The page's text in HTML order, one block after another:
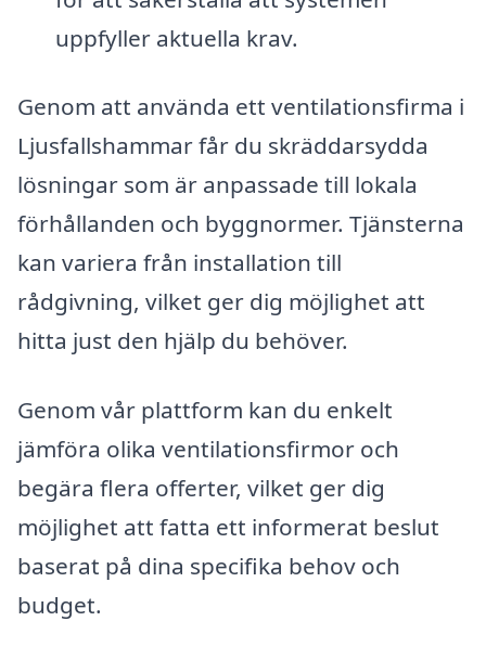
uppfyller aktuella krav.
Genom att använda ett ventilationsfirma i
Ljusfallshammar får du skräddarsydda
lösningar som är anpassade till lokala
förhållanden och byggnormer. Tjänsterna
kan variera från installation till
rådgivning, vilket ger dig möjlighet att
hitta just den hjälp du behöver.
Genom vår plattform kan du enkelt
jämföra olika ventilationsfirmor och
begära flera offerter, vilket ger dig
möjlighet att fatta ett informerat beslut
baserat på dina specifika behov och
budget.